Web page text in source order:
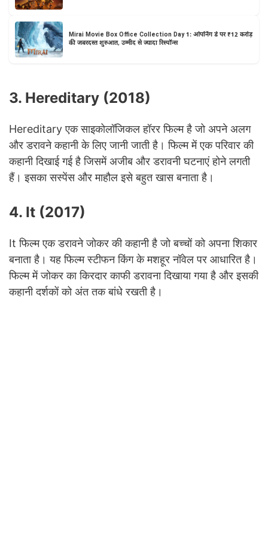
Mirai Movie Box Office Collection Day 1: ओपनिंग डे पर ₹12 करोड़
की जबरदस्त शुरुआत, उम्मीद से ज्यादा रिस्पॉन्स
3. Hereditary (2018)
Hereditary एक साइकोलॉजिकल हॉरर फिल्म है जो अपने अलग
और डरावने कहानी के लिए जानी जाती है। फिल्म में एक परिवार की
कहानी दिखाई गई है जिसमें अजीब और डरावनी घटनाएं होने लगती
हैं। इसका सस्पेंस और माहौल इसे बहुत खास बनाता है।
4. It (2017)
It फिल्म एक डरावने जोकर की कहानी है जो बच्चों को अपना शिकार
बनाता है। यह फिल्म स्टीफन किंग के मशहूर नॉवेल पर आधारित है।
फिल्म में जोकर का किरदार काफी डरावना दिखाया गया है और इसकी
कहानी दर्शकों को अंत तक बांधे रखती है।